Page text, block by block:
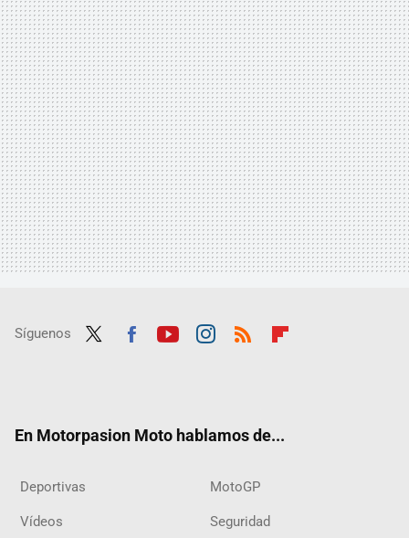
Síguenos
En Motorpasion Moto hablamos de...
Deportivas MotoGP
Vídeos Seguridad